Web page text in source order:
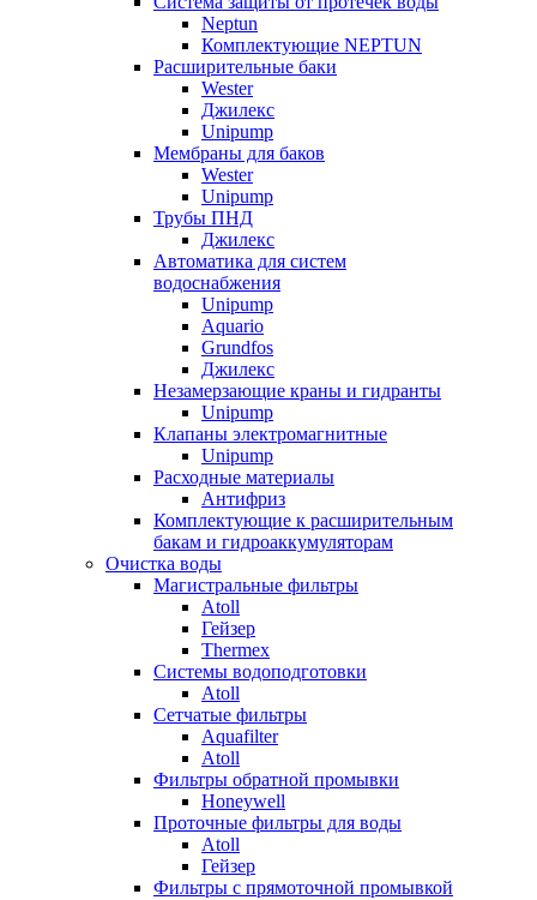
Neptun
Комплектующие NEPTUN
Расширительные баки
Wester
Джилекс
Unipump
Мембраны для баков
Wester
Unipump
Трубы ПНД
Джилекс
Автоматика для систем
водоснабжения
Unipump
Aquario
Grundfos
Джилекс
Незамерзающие краны и гидранты
Unipump
Клапаны электромагнитные
Unipump
Расходные материалы
Антифриз
Комплектующие к расширительным
бакам и гидроаккумуляторам
Очистка воды
Магистральные фильтры
Atoll
Гейзер
Thermex
Системы водоподготовки
Atoll
Сетчатые фильтры
Aquafilter
Atoll
Фильтры обратной промывки
Honeywell
Проточные фильтры для воды
Atoll
Гейзер
Фильтры с прямоточной промывкой